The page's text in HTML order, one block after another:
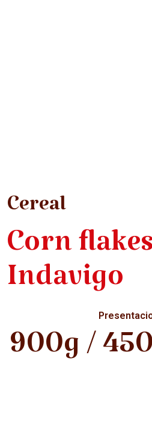
Cereal
Corn flakes
Indavigo
900g /